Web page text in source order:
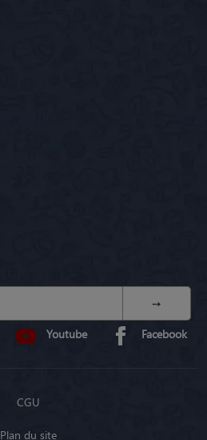
Youtube Facebook
CGU
Plan du site